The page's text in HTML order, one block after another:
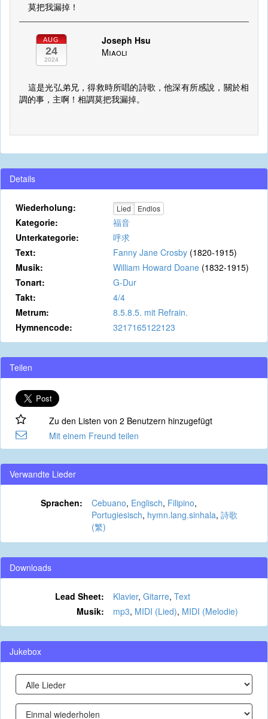
莫把我漏掉！
AUG
24
2024
Joseph Hsu
Miaoli
這是光弘弟兄，得救時所唱的詩歌，他深有所感說，關於相
調的事，主啊！相調莫把我漏掉。
Details
Wiederholung: Lied Endlos
Kategorie:
福音
Unterkategorie:
呼求
Text:
Fanny Jane Crosby (1820-1915)
Musik:
William Howard Doane (1832-1915)
Tonart:
G-Dur
Takt:
4/4
Metrum:
8.5.8.5. mit Refrain.
Hymnencode:
3217165122123
Teilen
Zu den Listen von 2 Benutzern hinzugefügt
Mit einem Freund teilen
Verwandte Lieder
Sprachen: Cebuano, Englisch, Filipino,
Portugiesisch, hymn.lang.sinhala, 詩歌
(繁)
Downloads
Lead Sheet: Klavier, Gitarre, Text
Musik:
mp3, MIDI (Lied), MIDI (Melodie)
Jukebox